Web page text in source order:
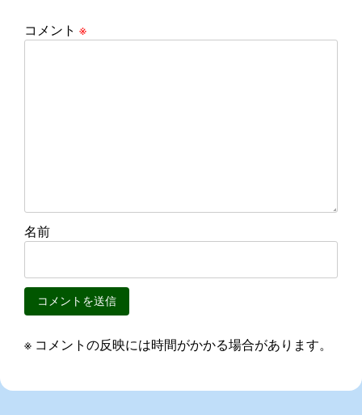
コメント ※
名前
※ コメントの反映には時間がかかる場合があります。